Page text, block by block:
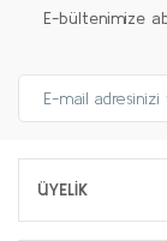
E-bültenimize
ÜYELİK